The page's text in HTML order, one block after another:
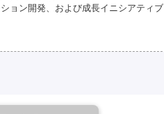
ョン開発、および成長イニシアティブ